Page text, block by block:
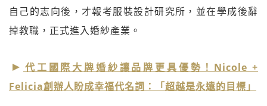
自己的志向後，才報考服裝設計研究所，並在學成後辭
掉教職，正式進入婚紗產業。
代工國際大牌婚紗讓品牌更具優勢！Nicole +
Felicia創辦人盼成幸福代名詞：「超越是永遠的目標」